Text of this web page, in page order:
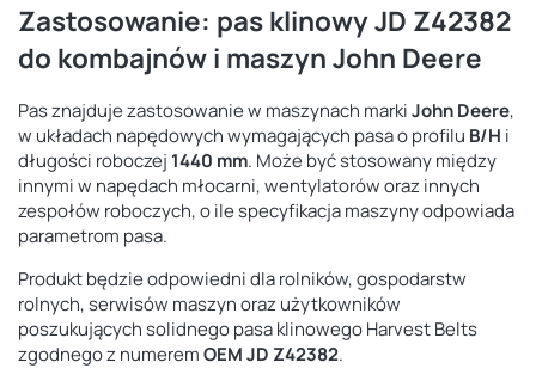
Zastosowanie: pas klinowy JD Z42382
do kombajnów i maszyn John Deere
Pas znajduje zastosowanie w maszynach markiJohn Deere,
w układach napędowych wymagających pasa o profilu B/H i
długości roboczej 1440 mm. Może być stosowany między
innymi w napędach młocarni, wentylatorów oraz innych
zespołów roboczych, o ile specyfikacja maszyny odpowiada
parametrom pasa.
Produkt będzie odpowiedni dla rolników, gospodarstw
rolnych, serwisów maszyn oraz użytkowników
poszukujących solidnego pasa klinowego Harvest Belts
zgodnego z numeremOEM JD Z42382.